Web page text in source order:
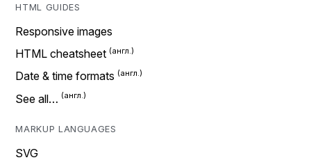
HTML GUIDES
Responsive images
HTML cheatsheet
Date & time formats
See all…
MARKUP LANGUAGES
SVG